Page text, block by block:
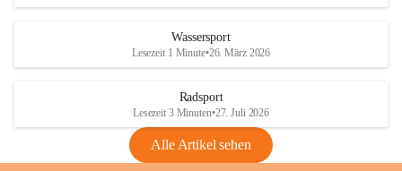
Anhang VBl. EU Nr. 18
1 Seite•1,4 MB
VBl. EU Nr. 18_2026
Wassersport
Lesezeit 1 Minute•26. März 2026
Radsport
Lesezeit 3 Minuten•27. Juli 2026
Alle Artikel sehen